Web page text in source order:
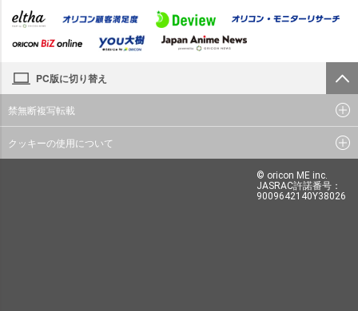
PC版に切り替え
禁無断複写転載
クッキーの使用について
© oricon ME inc.
JASRAC許諾番号：
9009642140Y38026